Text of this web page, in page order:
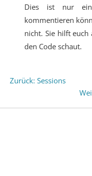
Dies ist nur
kommentieren
nicht. Sie hilft
den Code schaut.
Zurück: Sessions